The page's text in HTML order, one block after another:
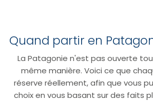
Quand partir en
La Patagonie n'est pas ouverte
même manière. Voici ce que
réserve réellement, afin que vous
choix en vous basant sur des faits